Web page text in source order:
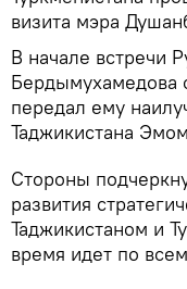
визита мэра
В начале встречи
Бердымухамедова
передал ему
Таджикистана
Стороны
развития
Таджикистаном и
время идет по